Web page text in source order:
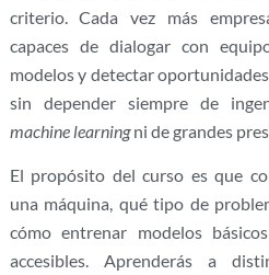
criterio. Cada vez más
capaces de dialogar con
modelos y detectar
sin depender siempre de
machine learningni de grandes
El propósito del curso es que
una máquina, qué tipo de
cómo entrenar modelos
accesibles. Aprenderás a